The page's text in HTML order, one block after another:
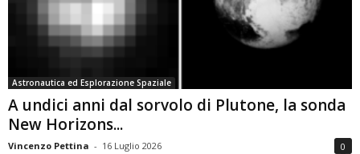
Astronautica ed Esplorazione Spaziale
A undici anni dal sorvolo di Plutone, la sonda
New Horizons...
Vincenzo Pettina - 16 Luglio 2026 0